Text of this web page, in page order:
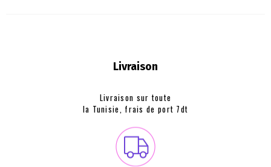
Livraison
Livraison sur toute
la Tunisie, frais de port 7dt